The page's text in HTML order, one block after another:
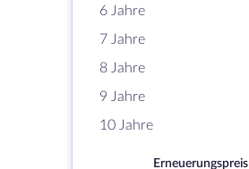
6 Jahre
7 Jahre
8 Jahre
9 Jahre
10 Jahre
Erneuerungspreis